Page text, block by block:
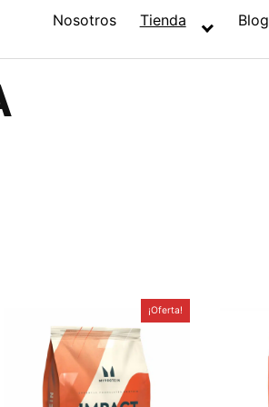
Nosotros Tienda Blog
¡Oferta!